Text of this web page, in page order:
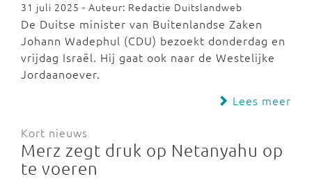
31 juli 2025 - Auteur: Redactie Duitslandweb
De Duitse minister van Buitenlandse Zaken
Johann Wadephul (CDU) bezoekt donderdag en
vrijdag Israël. Hij gaat ook naar de Westelijke
Jordaanoever.
Lees meer
Kort nieuws
Merz zegt druk op Netanyahu op
te voeren